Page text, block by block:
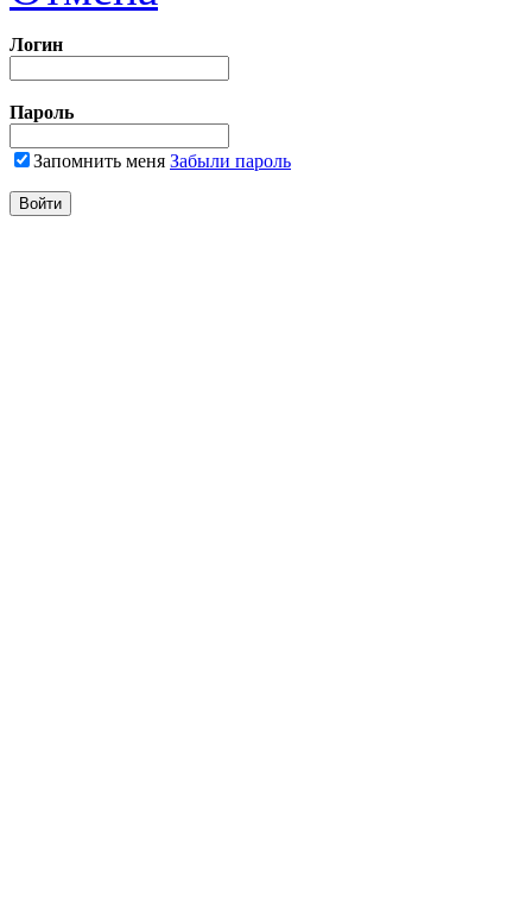
Логин
Пароль
Запомнить меня Забыли пароль